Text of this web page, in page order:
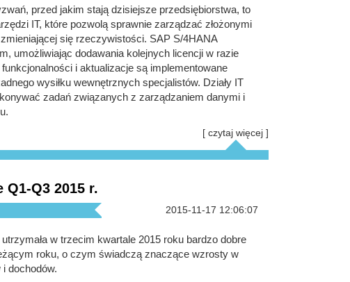
przed jakim stają dzisiejsze przedsiębiorstwa, to
IT, które pozwolą sprawnie zarządzać złożonymi
się rzeczywistości. SAP S/4HANA
umożliwiając dodawania kolejnych licencji w razie
i aktualizacje są implementowane
wysiłku wewnętrznych specjalistów. Działy IT
zadań związanych z zarządzaniem danymi i
[ czytaj więcej ]
Q3 2015 r.
2015-11-17 12:06:07
utrzymała w trzecim kwartale 2015 roku bardzo dobre
roku, o czym świadczą znaczące wzrosty w
dochodów.